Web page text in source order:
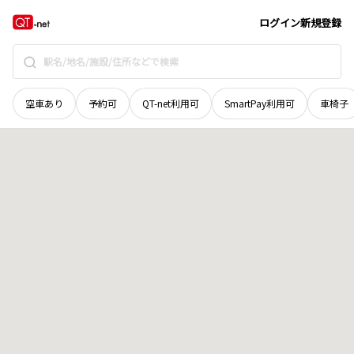
ログイン新規登録
空車あり 予約可 QT-net利用可 SmartPay利用可 車椅子
宮城県